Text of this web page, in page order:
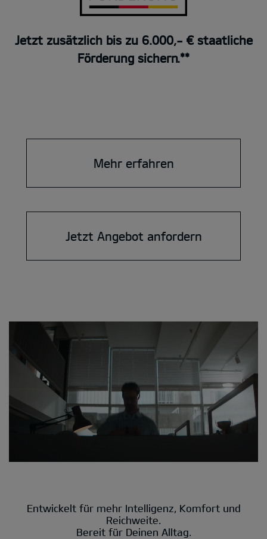
Jetzt zusätzlich bis zu 6.000,- € staatliche
Förderung sichern.**
Mehr erfahren
Jetzt Angebot anfordern
Entwickelt für mehr Intelligenz, Komfort und
Reichweite.
Bereit für Deinen Alltag.